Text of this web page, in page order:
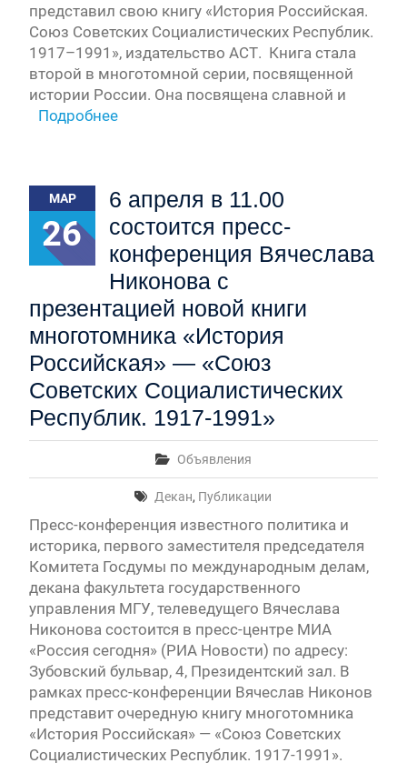
представил свою книгу «История Российская.
Союз Советских Социалистических Республик.
1917–1991», издательство АСТ. Книга стала
второй в многотомной серии, посвященной
истории России. Она посвящена славной и
Подробнее
МАР
26
6 апреля в 11.00
состоится пресс-
конференция Вячеслава
Никонова с
презентацией новой книги
многотомника «История
Российская» — «Союз
Советских Социалистических
Республик. 1917-1991»
Объявления
Декан, Публикации
Пресс-конференция известного политика и
историка, первого заместителя председателя
Комитета Госдумы по международным делам,
декана факультета государственного
управления МГУ, телеведущего Вячеслава
Никонова состоится в пресс-центре МИА
«Россия сегодня» (РИА Новости) по адресу:
Зубовский бульвар, 4, Президентский зал. В
рамках пресс-конференции Вячеслав Никонов
представит очередную книгу многотомника
«История Российская» — «Союз Советских
Социалистических Республик. 1917-1991».